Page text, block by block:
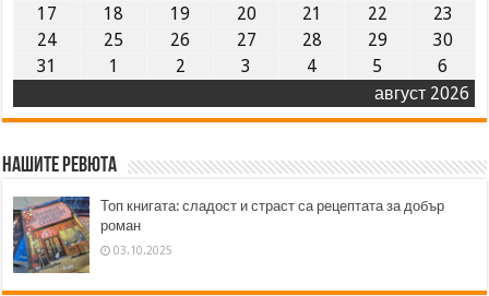
август 2026
17
18 19 20 21 22
23
24
25 26 27 28 29
30
31
1 2 3 4 5 6
Нашите ревюта
Топ книгата: сладост и страст са рецептата за добър
роман
03.10.2025